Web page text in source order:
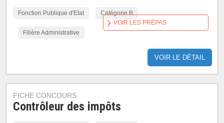
Fonction Publique d'Etat Catégorie B
Filière Administrative
VOIR LE DÉTAIL
VOIR LES PRÉPAS
FICHE CONCOURS
Contrôleur des impôts